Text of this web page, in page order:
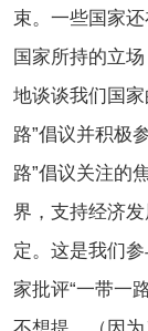
束。一些国家
国家所持的立
地谈谈我们国
路”倡议并积极
路”倡议关注的
界，支持经济
定。这是我们
家批评“一带一